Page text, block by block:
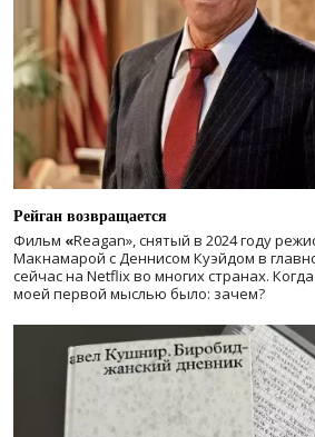
Рейган возвращается
Фильм «Reagan», снятый в 2024 году
Макнамарой с Деннисом Куэйдом в
сейчас на Netflix во многих странах.
моей первой мыслью было: зачем?